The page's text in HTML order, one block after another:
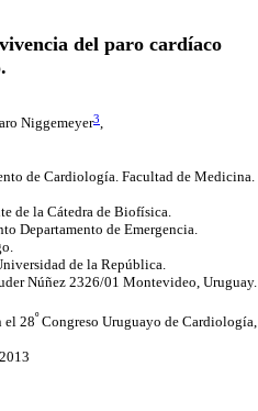
del paro cardíaco
Niggemeyer3,
de Cardiología. Facultad de Medicina.
de la Cátedra de Biofísica.
Departamento de Emergencia.
de la República.
Núñez 2326/01 Montevideo, Uruguay.
el 28ºCongreso Uruguayo de Cardiología,